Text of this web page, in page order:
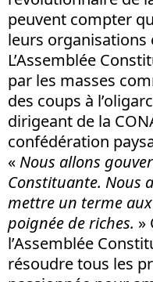
peuvent compter
leurs
L’Assemblée
par les masses
des coups à
dirigeant de la
confédération
«Nous allons
Constituante. Nous
mettre un terme
poignée de riches. »
l’Assemblée
résoudre tous les